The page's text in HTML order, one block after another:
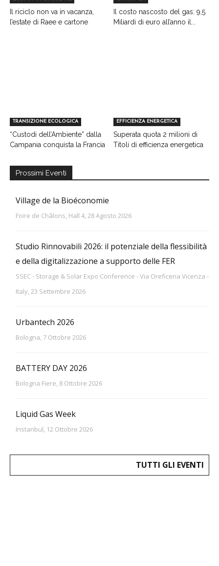
Il riciclo non va in vacanza,
l’estate di Raee e cartone
Il costo nascosto del gas: 9,5
Miliardi di euro all’anno il...
TRANSIZIONE ECOLOGICA
“Custodi dell’Ambiente” dalla
Campania conquista la Francia
EFFICIENZA ENERGETICA
Superata quota 2 milioni di
Titoli di efficienza energetica
Prossimi Eventi
Village de la Bioéconomie
Foire de Châlons, Hall 4, 28 Agosto 2026
Studio Rinnovabili 2026: il potenziale della flessibilità
e della digitalizzazione a supporto delle FER
SSEC - Storage & Solar Expo Conference - Via Oreficeria Vicenza -
Italy, 23 Settembre 2026
Urbantech 2026
Bologna, 7 Ottobre 2026
BATTERY DAY 2026
Bologna Fiere, 8 Ottobre 2026
Liquid Gas Week
Instanbul, 12 Ottobre 2026
TUTTI GLI EVENTI